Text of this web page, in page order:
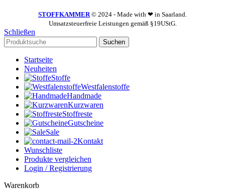
STOFFKAMMER© 2024 - Made with ❤ in Saarland.
Umsatzsteuerfreie Leistungen gemäß §19UStG.
Schließen
Suchen
Startseite
Neuheiten
Stoffe
Westfalenstoffe
Handmade
Kurzwaren
Stoffreste
Gutscheine
Sale
Kontakt
Wunschliste
Produkte vergleichen
Login / Registrierung
Warenkorb